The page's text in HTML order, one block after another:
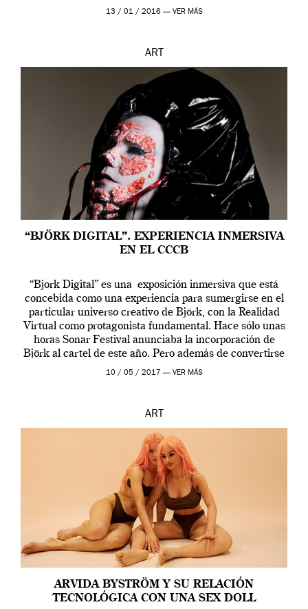
contarnos una […]
13 / 01 / 2016 — VER MÁS
ART
“BJÖRK DIGITAL”. EXPERIENCIA INMERSIVA
EN EL CCCB
“Bjork Digital” es una exposición inmersiva que está
concebida como una experiencia para sumergirse en el
particular universo creativo de Björk, con la Realidad
Virtual como protagonista fundamental. Hace sólo unas
horas Sonar Festival anunciaba la incorporación de
Björk al cartel de este año. Pero además de convertirse
en una de las actuaciones más relevantes […]
10 / 05 / 2017 — VER MÁS
ART
ARVIDA BYSTRÖM Y SU RELACIÓN
TECNOLÓGICA CON UNA SEX DOLL